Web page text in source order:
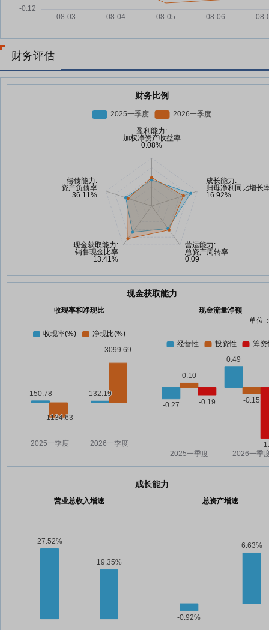
财务评估
财务比例
现金获取能力
收现率和净现比
现金流量净额
单位
成长能力
营业总收入增速 总资产增速